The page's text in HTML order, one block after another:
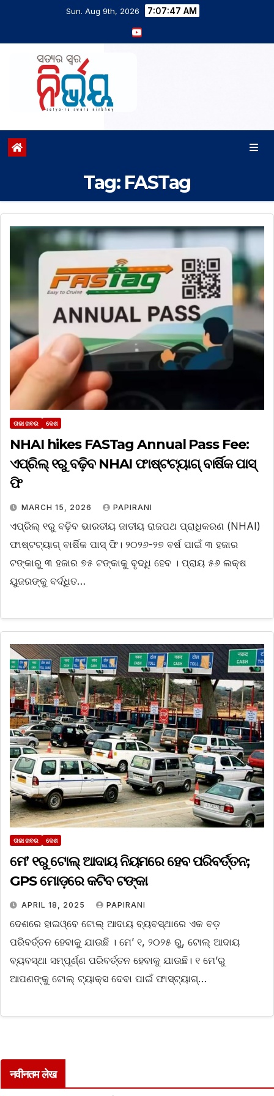
Sun. Aug 9th, 2026 7:07:48 AM
Tag: FASTag
ତାଜା ଖବର ଦେଶ
NHAI hikes FASTag Annual Pass Fee:
ଏପ୍ରିଲ୍‌ ୧ରୁ ବଢ଼ିବ NHAI ଫାଷ୍ଟଟ୍ୟାଗ୍‌ ବାର୍ଷିକ ପାସ୍‌
ଫି
MARCH 15, 2026 PAPIRANI
ଏପ୍ରିଲ୍‌ ୧ରୁ ବଢ଼ିବ ଭାରତୀୟ ଜାତୀୟ ରାଜପଥ ପ୍ରାଧିକରଣ (NHAI)
ଫାଷ୍ଟଟ୍ୟାଗ୍‌ ବାର୍ଷିକ ପାସ୍‌ ଫି। ୨୦୨୬-୨୭ ବର୍ଷ ପାଇଁ ୩ ହଜାର
ଟଙ୍କାରୁ ୩ ହଜାର ୭୫ ଟଙ୍କାକୁ ବୃଦ୍ଧି ହେବ । ପ୍ରାୟ ୫୬ ଲକ୍ଷ
ୟୁଜରଙ୍କୁ ବର୍ଦ୍ଧିତ…
ତାଜା ଖବର ଦେଶ
ମେ’ ୧ରୁ ଟୋଲ୍ ଆଦାୟ ନିୟମରେ ହେବ ପରିବର୍ତ୍ତନ;
GPS ମୋଡ଼ରେ କଟିବ ଟଙ୍କା
APRIL 18, 2025 PAPIRANI
ଦେଶରେ ହାଇଓ୍ବେ ଟୋଲ୍ ଆଦାୟ ବ୍ୟବସ୍ଥାରେ ଏକ ବଡ଼
ପରିବର୍ତ୍ତନ ହେବାକୁ ଯାଉଛି । ମେ’ ୧, ୨୦୨୫ ରୁ, ଟୋଲ୍ ଆଦାୟ
ବ୍ୟବସ୍ଥା ସମ୍ପୂର୍ଣ୍ଣ ପରିବର୍ତ୍ତନ ହେବାକୁ ଯାଉଛି। ୧ ମେ’ରୁ
ଆପଣଙ୍କୁ ଟୋଲ୍ ଟ୍ୟାକ୍ସ ଦେବା ପାଇଁ ଫାସ୍‌ଟ୍ୟାଗ୍‌…
नवीनतम लेख